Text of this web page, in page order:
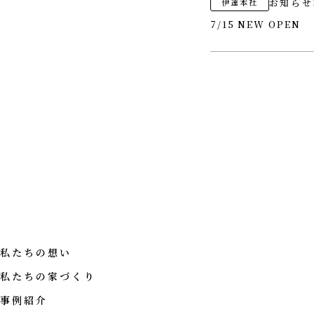
7/15 NEW OPEN
私たちの想い
私たちの家づくり
事例紹介